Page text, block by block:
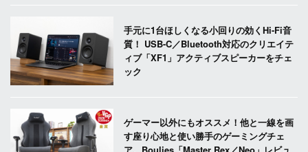
手元に1台ほしくなる小回りの効くHi-Fi音
質！ USB-C／Bluetooth対応のクリエイテ
ィブ「XF1」アクティブスピーカーをチェ
ック
ゲーマー以外にもオススメ！他と一線を画
す座り心地と使い勝手のゲーミングチェ